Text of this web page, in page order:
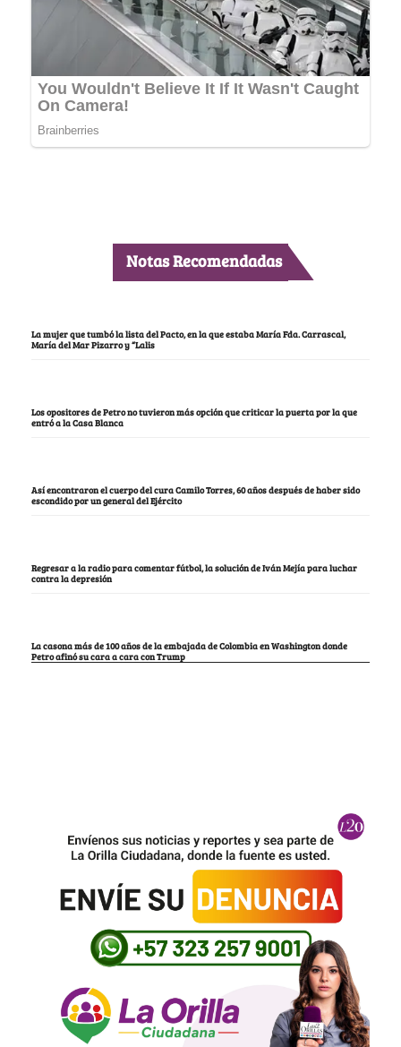
Notas Recomendadas
La mujer que tumbó la lista del Pacto, en la que estaba María Fda. Carrascal,
María del Mar Pizarro y “Lalis
Los opositores de Petro no tuvieron más opción que criticar la puerta por la que
entró a la Casa Blanca
Así encontraron el cuerpo del cura Camilo Torres, 60 años después de haber sido
escondido por un general del Ejército
Regresar a la radio para comentar fútbol, la solución de Iván Mejía para luchar
contra la depresión
La casona más de 100 años de la embajada de Colombia en Washington donde
Petro afinó su cara a cara con Trump